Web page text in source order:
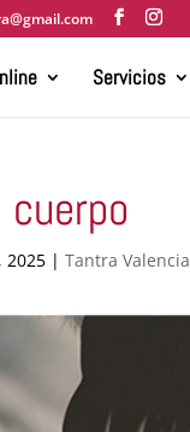
Servicios
2025 |Tantra Valencia